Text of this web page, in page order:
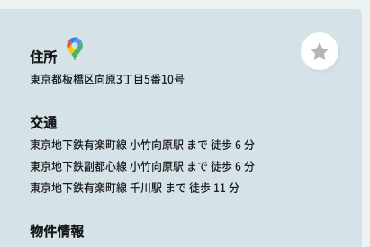
住所
東京都板橋区向原3丁目5番10号
交通
東京地下鉄有楽町線 小竹向原駅 まで 徒歩 6 分
東京地下鉄副都心線 小竹向原駅 まで 徒歩 6 分
東京地下鉄有楽町線 千川駅 まで 徒歩 11 分
物件情報